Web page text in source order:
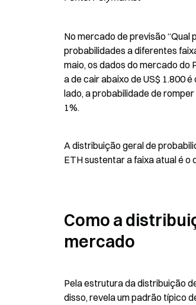
No mercado de previsão “Qual
probabilidades a diferentes
maio, os dados do mercado do
a de cair abaixo de US$ 1.800
lado, a probabilidade de romper
1%.
A distribuição geral de
ETH sustentar a faixa atual é
Como a
mercado
Pela estrutura da distribuição
disso, revela um padrão típico